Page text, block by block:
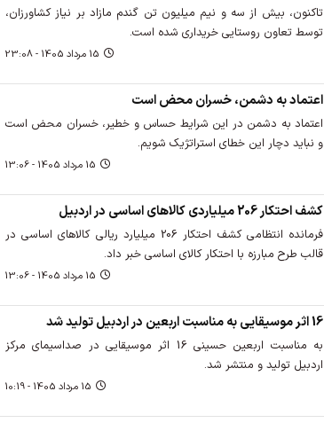
تاکنون، بیش از سه و نیم میلیون تن گندم مازاد بر نیاز کشاورزان،
توسط تعاون روستایی خریداری شده است.
15 مرداد 1405 - 23:08
اعتماد به دشمن، خسران محض است
اعتماد به دشمن در این شرایط حساس و خطیر، خسران محض است
و نباید دچار این خطای استراتژیک شویم.
15 مرداد 1405 - 13:06
کشف احتکار 206 میلیاردی کالاهای اساسی در اردبیل
فرمانده انتظامی کشف احتکار 206 میلیارد ریالی کالاهای اساسی در
قالب طرح مبارزه با احتکار کالای اساسی خبر داد.
15 مرداد 1405 - 13:06
16 اثر موسیقایی به مناسبت اربعین در اردبیل تولید شد
به مناسبت اربعین حسینی 16 اثر موسیقایی در صداسیمای مرکز
اردبیل تولید و منتشر شد.
15 مرداد 1405 - 10:19